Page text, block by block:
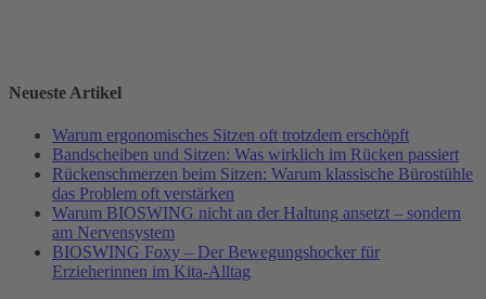
Neueste Artikel
Warum ergonomisches Sitzen oft trotzdem erschöpft
Bandscheiben und Sitzen: Was wirklich im Rücken passiert
Rückenschmerzen beim Sitzen: Warum klassische Bürostühle
das Problem oft verstärken
Warum BIOSWING nicht an der Haltung ansetzt – sondern
am Nervensystem
BIOSWING Foxy – Der Bewegungshocker für
Erzieherinnen im Kita-Alltag